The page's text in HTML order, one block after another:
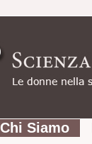
Chi Siamo